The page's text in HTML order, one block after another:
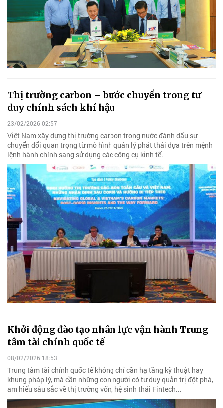
Thị trường carbon – bước chuyển trong tư
duy chính sách khí hậu
23/02/2026 02:57
Việt Nam xây dựng thị trường carbon trong nước đánh dấu sự
chuyển đổi quan trọng từ mô hình quản lý phát thải dựa trên mệnh
lệnh hành chính sang sử dụng các công cụ kinh tế.
Khởi động đào tạo nhân lực vận hành Trung
tâm tài chính quốc tế
08/02/2026 18:53
Trung tâm tài chính quốc tế không chỉ cần hạ tầng kỹ thuật hay
khung pháp lý, mà cần những con người có tư duy quản trị đột phá,
am hiểu sâu sắc về thị trường vốn, hệ sinh thái Fintech...